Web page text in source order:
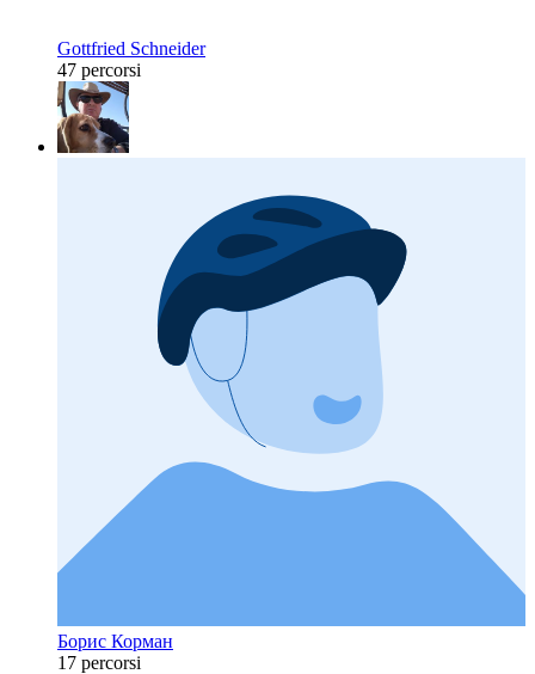
Gottfried Schneider
47 percorsi
Борис Корман
17 percorsi